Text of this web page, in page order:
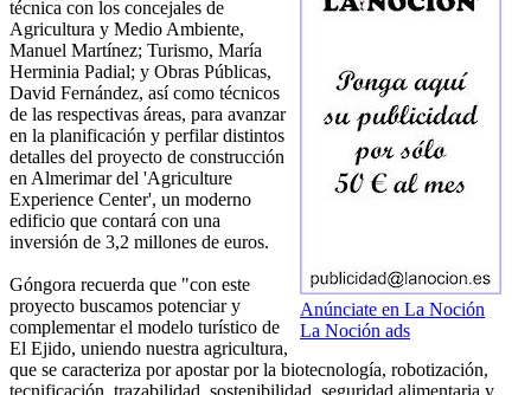
Anúnciate en La Noción
La Noción ads
técnica con los concejales de
Agricultura y Medio Ambiente,
Manuel Martínez; Turismo, María
Herminia Padial; y Obras Públicas,
David Fernández, así como técnicos
de las respectivas áreas, para avanzar
en la planificación y perfilar distintos
detalles del proyecto de construcción
en Almerimar del 'Agriculture
Experience Center', un moderno
edificio que contará con una
inversión de 3,2 millones de euros.
Góngora recuerda que "con este
proyecto buscamos potenciar y
complementar el modelo turístico de
El Ejido, uniendo nuestra agricultura,
que se caracteriza por apostar por la biotecnología, robotización,
tecnificación, trazabilidad, sostenibilidad, seguridad alimentaria y